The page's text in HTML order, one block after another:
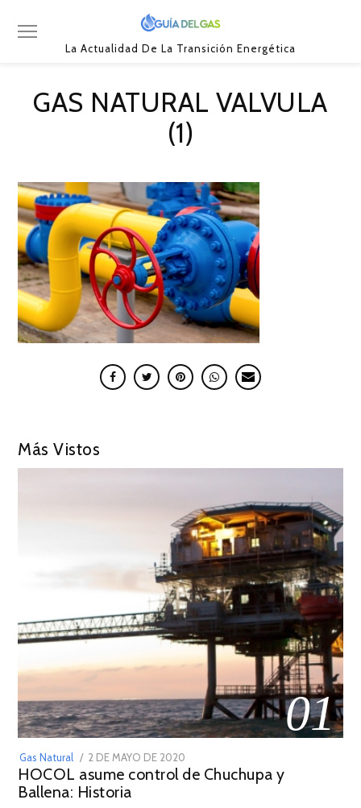
La Actualidad De La Transición Energética
GAS NATURAL VALVULA
(1)
Más Vistos
01
Gas Natural
POSTED
ON
2 DE MAYO DE 2020
DE
HOCOL asume control de Chuchupa y
Ballena: Historia